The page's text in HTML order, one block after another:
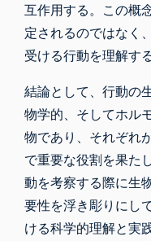
互作用する。この概
定されるのではなく
受ける行動を理解す
結論として、行動の
物学的、そしてホル
物であり、それぞれ
で重要な役割を果た
動を考察する際に生
要性を浮き彫りにし
ける科学的理解と実